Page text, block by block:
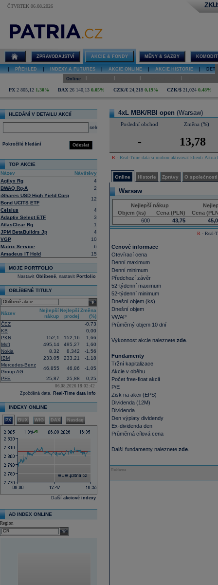
ČTVRTEK 06.08.2026
4xL MBK/RBI
open online
ZPRAVODAJSTVÍ AKCIE & FONDY MĚNY & SAZBY
PŘEHLED INDEXY A FUTURES AKCIE ONLINE AKCIE HISTORIE
Online
PX 2 805,12 1,30% DAX 26 140,13 0,05% CZK/€ 24,218 0,19% CZK/$ 21,024 0,48%
HLEDÁNÍ V DETAILU AKCIÍ
select
Odeslat
Pokročilé hledání
TOP AKCIE
Název
Návštěvy
Agilyx Rg
4
BWAQ Rg-A
2
iShares USD High Yield Corp
Bond UCITS ETF
12
Celsius
4
Adaptiv Select ETF
3
AtlasClear Rg
1
JPM BetaBuildrs Jp
4
VGP
10
Matrix Service
6
Amadeus IT Hold
15
MOJE PORTFOLIO
Nastavit Oblíbené, nastavit Portfolio
OBLÍBENÉ TITULY
select
Název
Nejlepší
nákup
Nejlepší
prodej
Změna
(%)
ČEZ
-0,73
KB
0,00
PKN
152,1 152,16
1,66
Msft
495,14 495,27
1,60
Nokia
8,32 8,342
-1,56
IBM
233,05 233,21
-1,18
Mercedes-Benz
Group AG
46,855 46,86
-1,05
PFE
25,87 25,88 0,25
06.08.2026 18:02:42
Zpožděná data, Real-Time data info
INDEXY ONLINE
PX BUX WIG DAX Nasdaq
Další akciové indexy
AD INDEX ONLINE
Region
select
4xL MBK/RBI open (Warsaw)
Poslední obchod Změna (%)
- 13,78
R - Real-Time data si mohou aktivovat klienti
Online Historie Zprávy O společnosti
Warsaw
Nejlepší nákup
Objem (ks)
Cena (PLN)
Cena
600
43,75
R - Real-
Cenové informace
Otevírací cena
Denní maximum
Denní minimum
Předchozí závěr
52-týdenní maximum
52-týdenní minimum
Dnešní objem (ks)
Dnešní objem
VWAP
Průměrný objem 10 dní
Výkonnost akcie naleznete zde
Fundamenty
Tržní kapitalizace
Akcie v oběhu
Počet free-float akcií
P/E
Zisk na akcii (EPS)
Dividenda (12M)
Dividenda
Den výplaty dividendy
Ex-dividenda den
Průměrná cílová cena
Další fundamenty naleznete zde
Reklama